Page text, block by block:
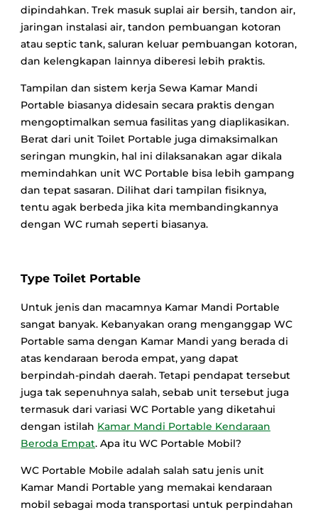
dipindahkan. Trek masuk suplai air bersih, tandon air,
jaringan instalasi air, tandon pembuangan kotoran
atau septic tank, saluran keluar pembuangan kotoran,
dan kelengkapan lainnya diberesi lebih praktis.
Tampilan dan sistem kerja Sewa Kamar Mandi
Portable biasanya didesain secara praktis dengan
mengoptimalkan semua fasilitas yang diaplikasikan.
Berat dari unit Toilet Portable juga dimaksimalkan
seringan mungkin, hal ini dilaksanakan agar dikala
memindahkan unit WC Portable bisa lebih gampang
dan tepat sasaran. Dilihat dari tampilan fisiknya,
tentu agak berbeda jika kita membandingkannya
dengan WC rumah seperti biasanya.
Type Toilet Portable
Untuk jenis dan macamnya Kamar Mandi Portable
sangat banyak. Kebanyakan orang menganggap WC
Portable sama dengan Kamar Mandi yang berada di
atas kendaraan beroda empat, yang dapat
berpindah-pindah daerah. Tetapi pendapat tersebut
juga tak sepenuhnya salah, sebab unit tersebut juga
termasuk dari variasi WC Portable yang diketahui
dengan istilah Kamar Mandi Portable Kendaraan
Beroda Empat. Apa itu WC Portable Mobil?
WC Portable Mobile adalah salah satu jenis unit
Kamar Mandi Portable yang memakai kendaraan
mobil sebagai moda transportasi untuk perpindahan